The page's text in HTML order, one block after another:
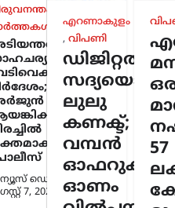
,
ന്യൂസ് ഡെസ്ക്
7, 2026
എറണാകുളം
,വിപണി
ഡിജിറ്റൽ
ലുലു
കണക്ട്;
വമ്പൻ
ഓണം
57